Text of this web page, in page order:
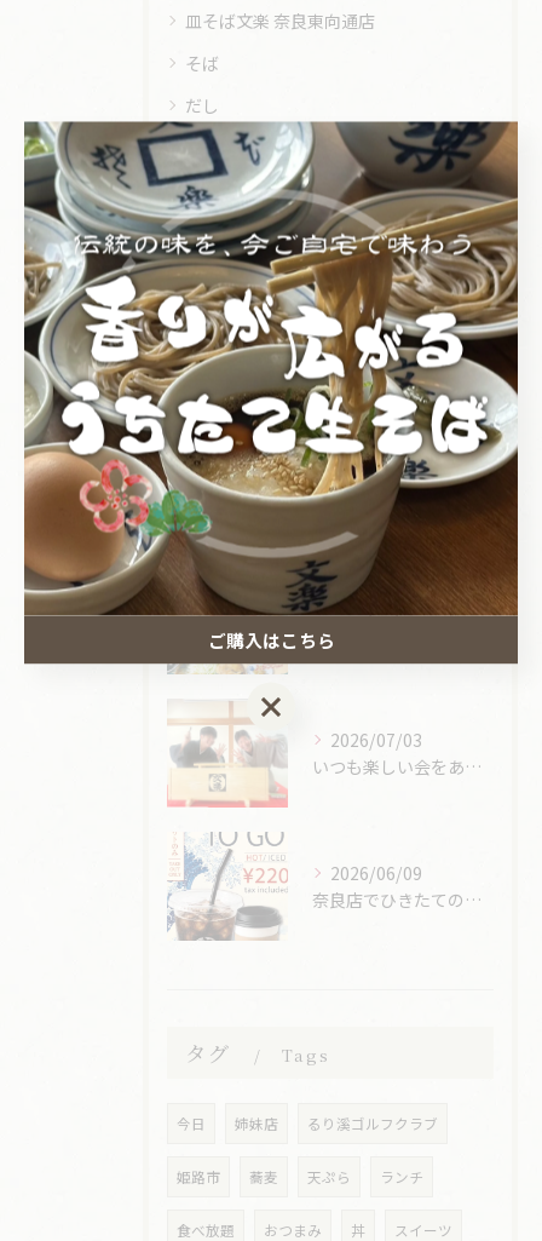
皿そば文楽 奈良東向通店
そば
だし
団体
宴会
持ち帰り
皿そば文楽
姉妹店
落語会
最近の投稿
Recent
Posts
2026/07/12
奈良店の別名物！
2026/07/03
いつも楽しい会をありがとうございます。
2026/06/09
奈良店でひきたてのコーヒーが飲めるようになりました。
タグ Tags
今日 姉妹店 るり溪ゴルフクラブ
姫路市 蕎麦 天ぷら ランチ
食べ放題 おつまみ 丼 スイーツ
ご購入はこちら
ご購入はこちら